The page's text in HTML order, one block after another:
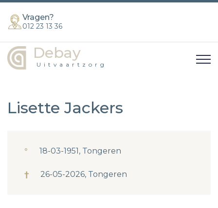
Vragen?
012 23 13 36
Debay
Uitvaartzorg
Lisette Jackers
° 18-03-1951, Tongeren
† 26-05-2026, Tongeren